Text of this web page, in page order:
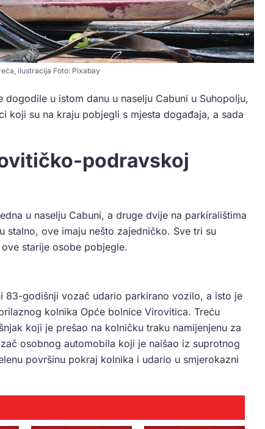
ilustracija Foto: Pixabay
dogodile u istom danu u naselju Cabuni u Suhopolju,
koji su na kraju pobjegli s mjesta događaja, a sada
podravskoj
u naselju Cabuni, a druge dvije na parkiralištima
stalno, ove imaju nešto zajedničko. Sve tri su
starije osobe pobjegle.
83-godišnji vozač udario parkirano vozilo, a isto je
kolnika Opće bolnice Virovitica. Treću
koji je prešao na kolničku traku namijenjenu za
osobnog automobila koji je naišao iz suprotnog
površinu pokraj kolnika i udario u smjerokazni